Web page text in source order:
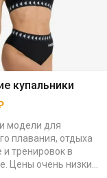
купальники
модели для
плавания, отдыха
и тренировок в
Цены очень низкие,